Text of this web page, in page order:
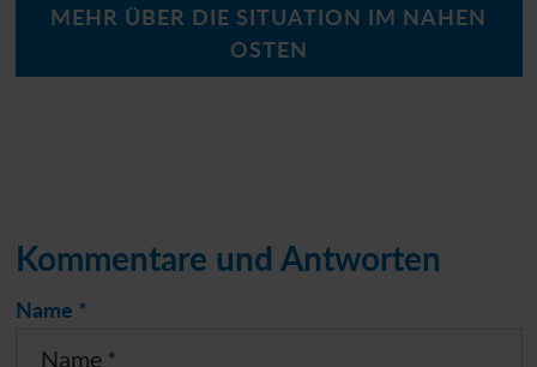
MEHR ÜBER DIE SITUATION IM NAHEN
OSTEN
Kommentare und Antworten
Name *